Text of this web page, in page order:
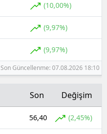
(10,00%)
(9,97%)
(9,97%)
Son Güncellenme: 07.08.2026 18:10
Son Değişim
56,40 (2,45%)